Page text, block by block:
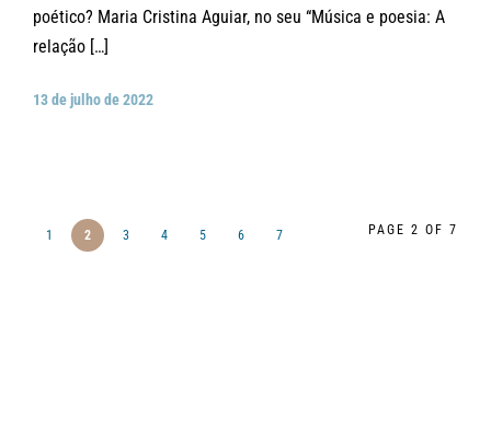
poético? Maria Cristina Aguiar, no seu “Música e poesia: A
relação […]
13 de julho de 2022
1 2 3 4 5 6 7 PAGE 2 OF 7